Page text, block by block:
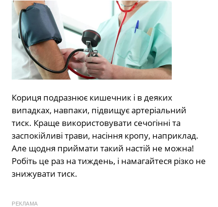
Кориця подразнює кишечник і в деяких
випадках, навпаки, підвищує артеріальний
тиск. Краще використовувати сечогінні та
заспокійливі трави, насіння кропу, наприклад.
Але щодня приймати такий настій не можна!
Робіть це раз на тиждень, і намагайтеся різко не
знижувати тиск.
РЕКЛАМА